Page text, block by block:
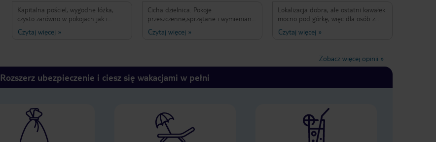
Kapitalna pościel, wygodne łóżka,
czysto zarówno w pokojach jak i
ogrodzie z basenem. Przenikliwa cisza
a jednak blisko do morza .Przystanek
nie było potrzebne. Plaża cudowna a
dla nas jedzenie w barach i robienie
dodatkową atrakcją. Jedliśmy to co
chcieliśmy.
Czytaj więcej »
Cicha dzielnica. Pokoje
przeszczenne,sprzątane i wymieniane
ręczniki co 2 dni. Baseny czyste
dostępne leżaki. Miła Polska
Czytaj więcej »
Lokalizacja dobra, ale ostatni kawałek
mocno pod górkę, więc dla osób z
wózkami nie za bardzo. No i nie ma
wind. Bardzo fajne i pomocne Panie
pozdrawiam. Wielki plus za ich pracę.
W apartamentach czysto, klima
butelkach - bardzo się przydaje.
koszy na śmieci przy basenach.
Czytaj więcej »
Zobacz więcej opinii »
Rozszerz ubezpieczenie i ciesz się wakacjami w pełni